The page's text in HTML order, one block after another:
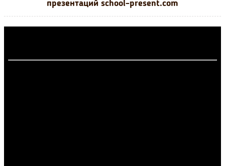
презентаций school-present.com